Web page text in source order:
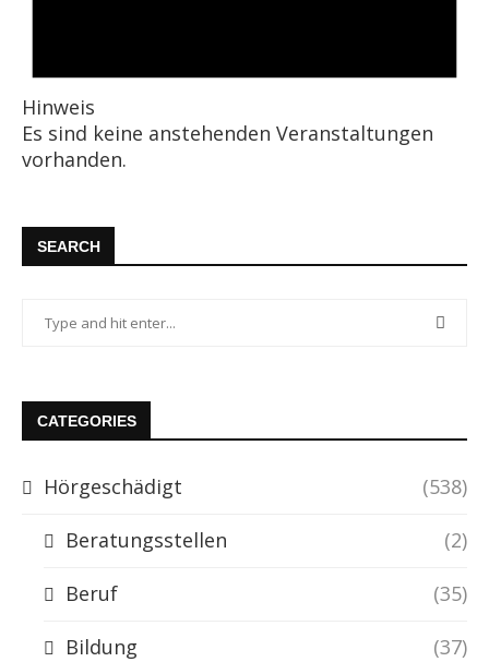
Hinweis
Es sind keine anstehenden Veranstaltungen
vorhanden.
SEARCH
CATEGORIES
Hörgeschädigt (538)
Beratungsstellen (2)
Beruf (35)
Bildung (37)